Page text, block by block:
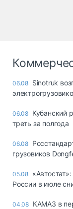
06.08 Sinotruk
06.08 Кубанский
треть за полгода
06.08
грузовиков
05.08
России в июле
04.08 КАМАЗ в